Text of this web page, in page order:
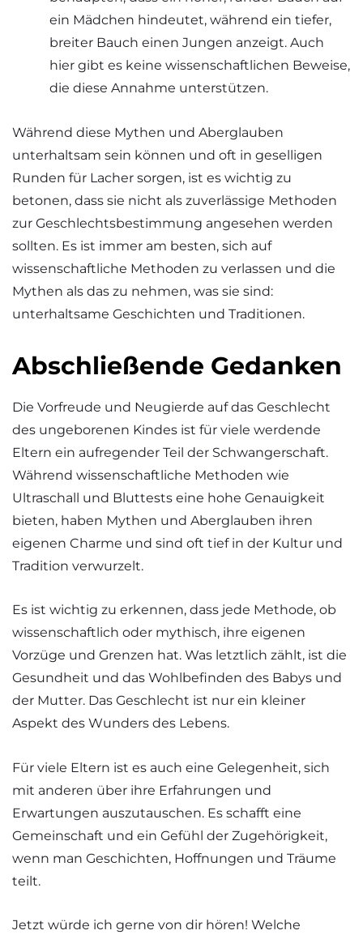
ein Mädchen hindeutet, während ein tiefer,
breiter Bauch einen Jungen anzeigt. Auch
hier gibt es keine wissenschaftlichen Beweise,
die diese Annahme unterstützen.
Während diese Mythen und Aberglauben
unterhaltsam sein können und oft in geselligen
Runden für Lacher sorgen, ist es wichtig zu
betonen, dass sie nicht als zuverlässige Methoden
zur Geschlechtsbestimmung angesehen werden
sollten. Es ist immer am besten, sich auf
wissenschaftliche Methoden zu verlassen und die
Mythen als das zu nehmen, was sie sind:
unterhaltsame Geschichten und Traditionen.
Abschließende Gedanken
Die Vorfreude und Neugierde auf das Geschlecht
des ungeborenen Kindes ist für viele werdende
Eltern ein aufregender Teil der Schwangerschaft.
Während wissenschaftliche Methoden wie
Ultraschall und Bluttests eine hohe Genauigkeit
bieten, haben Mythen und Aberglauben ihren
eigenen Charme und sind oft tief in der Kultur und
Tradition verwurzelt.
Es ist wichtig zu erkennen, dass jede Methode, ob
wissenschaftlich oder mythisch, ihre eigenen
Vorzüge und Grenzen hat. Was letztlich zählt, ist die
Gesundheit und das Wohlbefinden des Babys und
der Mutter. Das Geschlecht ist nur ein kleiner
Aspekt des Wunders des Lebens.
Für viele Eltern ist es auch eine Gelegenheit, sich
mit anderen über ihre Erfahrungen und
Erwartungen auszutauschen. Es schafft eine
Gemeinschaft und ein Gefühl der Zugehörigkeit,
wenn man Geschichten, Hoffnungen und Träume
teilt.
Jetzt würde ich gerne von dir hören! Welche